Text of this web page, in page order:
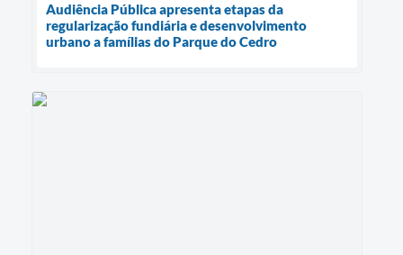
Audiência Pública apresenta etapas da
regularização fundiária e desenvolvimento
urbano a famílias do Parque do Cedro